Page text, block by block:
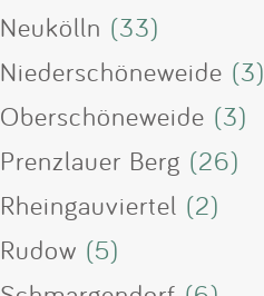
Neukölln (33)
Niederschöneweide (3)
Oberschöneweide (3)
Prenzlauer Berg (26)
Rheingauviertel (2)
Rudow (5)